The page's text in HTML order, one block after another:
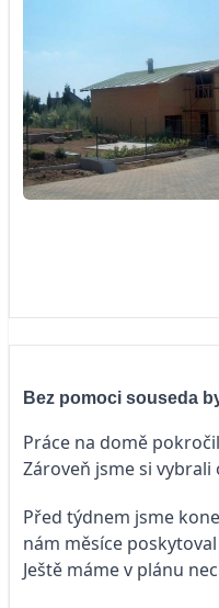
Bez pomoci souseda
Práce na domě
Zároveň jsme si
Před týdnem jsme
nám měsíce
Ještě máme v plánu